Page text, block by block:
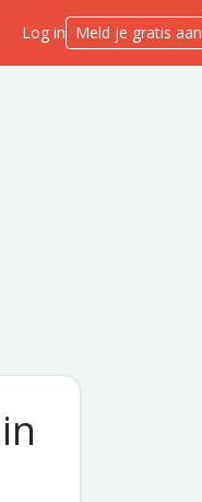
Log in Meld je gratis aan